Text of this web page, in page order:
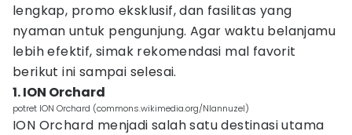
lengkap, promo eksklusif, dan fasilitas yang
nyaman untuk pengunjung. Agar waktu belanjamu
lebih efektif, simak rekomendasi mal favorit
berikut ini sampai selesai.
1. ION Orchard
potret ION Orchard (commons.wikimedia.org/Nlannuzel)
ION Orchard menjadi salah satu destinasi utama